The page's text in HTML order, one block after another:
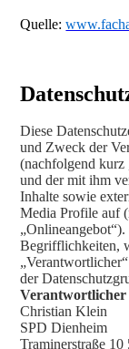
Quelle:
Diese
und Zweck der
(nachfolgend kurz
und der mit ihm
Inhalte sowie
Media Profile auf
Begrifflichkeiten,
der
Verantwortlicher
Christian Klein
SPD Dienheim
Traminerstraße